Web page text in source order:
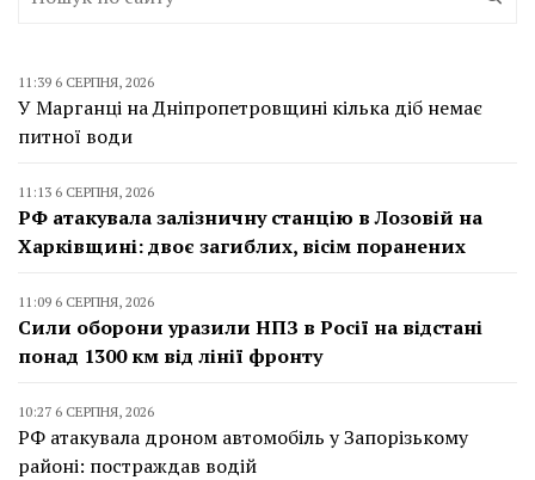
11:39 6 СЕРПНЯ, 2026
У Марганці на Дніпропетровщині кілька діб немає
питної води
11:13 6 СЕРПНЯ, 2026
РФ атакувала залізничну станцію в Лозовій на
Харківщині: двоє загиблих, вісім поранених
11:09 6 СЕРПНЯ, 2026
Сили оборони уразили НПЗ в Росії на відстані
понад 1300 км від лінії фронту
10:27 6 СЕРПНЯ, 2026
РФ атакувала дроном автомобіль у Запорізькому
районі: постраждав водій